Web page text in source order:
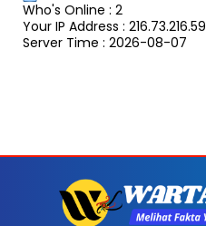
Who's Online : 2
Your IP Address : 216.73.216.59
Server Time : 2026-08-07